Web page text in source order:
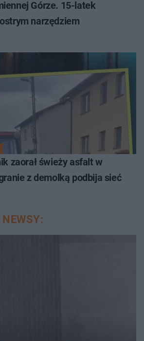
Górze. 15-latek
narzędziem
zaorał świeży asfalt w
z demolką podbija sieć